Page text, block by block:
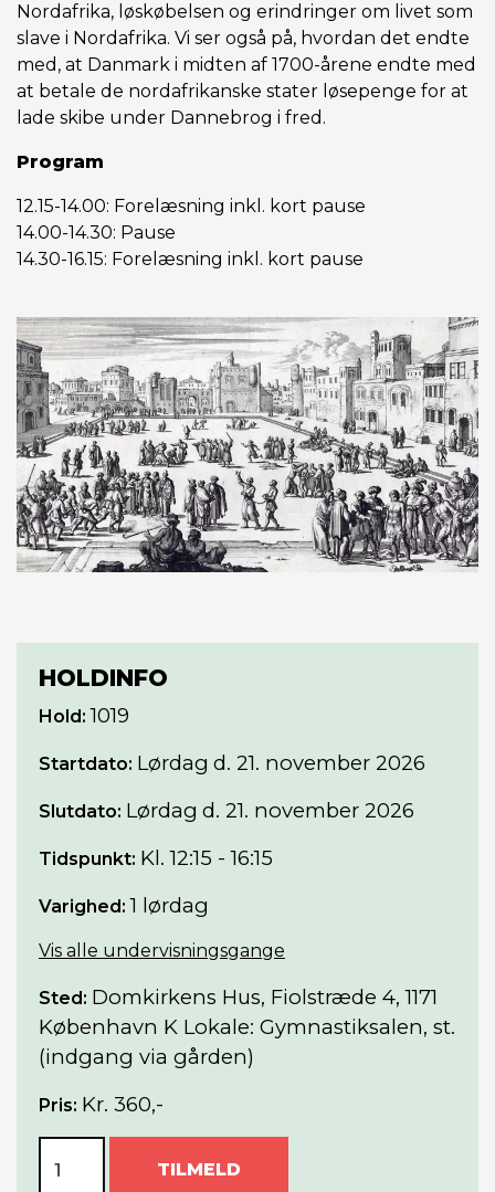
Nordafrika, løskøbelsen og erindringer om livet som
slave i Nordafrika. Vi ser også på, hvordan det endte
med, at Danmark i midten af 1700-årene endte med
at betale de nordafrikanske stater løsepenge for at
lade skibe under Dannebrog i fred.
Program
12.15-14.00: Forelæsning inkl. kort pause
14.00-14.30: Pause
14.30-16.15: Forelæsning inkl. kort pause
HOLDINFO
Hold: 1019
Startdato: Lørdag d. 21. november 2026
Slutdato: Lørdag d. 21. november 2026
Tidspunkt: Kl. 12:15 - 16:15
Varighed: 1 lørdag
Vis alle undervisningsgange
Sted: Domkirkens Hus, Fiolstræde 4, 1171
København K Lokale: Gymnastiksalen, st.
(indgang via gården)
Pris: Kr. 360,-
TILMELD